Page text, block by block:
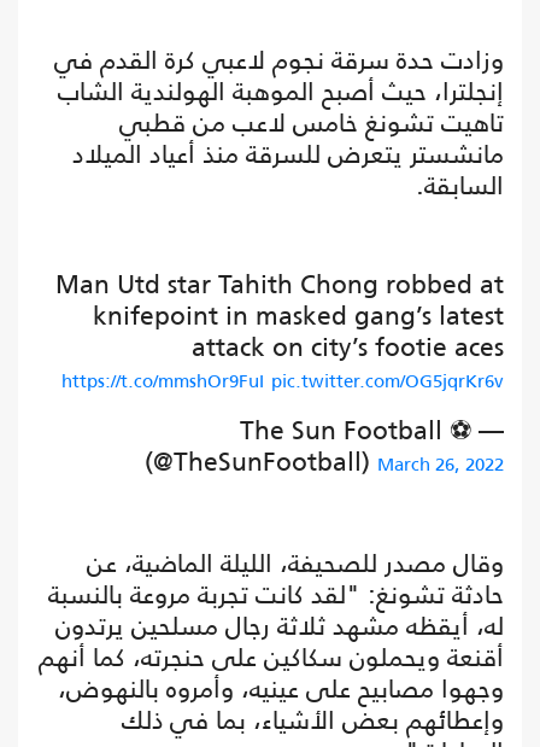
وزادت حدة سرقة نجوم لاعبي كرة القدم في
إنجلترا، حيث أصبح الموهبة الهولندية الشاب
تاهيت تشونغ خامس لاعب من قطبي
مانشستر يتعرض للسرقة منذ أعياد الميلاد
السابقة.
Man Utd star Tahith Chong robbed at
knifepoint in masked gang’s latest
attack on city’s footie aces
https://t.co/mmshOr9FuI pic.twitter.com/OG5jqrKr6v
— The Sun Football ⚽
(@TheSunFootball) March 26, 2022
وقال مصدر للصحيفة، الليلة الماضية، عن
حادثة تشونغ: "لقد كانت تجربة مروعة بالنسبة
له، أيقظه مشهد ثلاثة رجال مسلحين يرتدون
أقنعة ويحملون سكاكين على حنجرته، كما أنهم
وجهوا مصابيح على عينيه، وأمروه بالنهوض،
وإعطائهم بعض الأشياء، بما في ذلك